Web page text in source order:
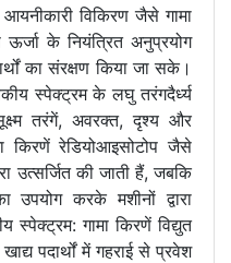
आयनीकारी विकिरण जैसे गामा
के नियंत्रित अनुप्रयोग
का संरक्षण किया जा सके।
स्पेक्ट्रम के लघु तरंगदैर्ध्य
तरंगें, अवरक्त, दृश्य और
किरणें रेडियोआइसोटोप जैसे
उत्सर्जित की जाती हैं, जबकि
करके मशीनों द्वारा
स्पेक्ट्रम: गामा किरणें विद्युत
पदार्थों में गहराई से प्रवेश